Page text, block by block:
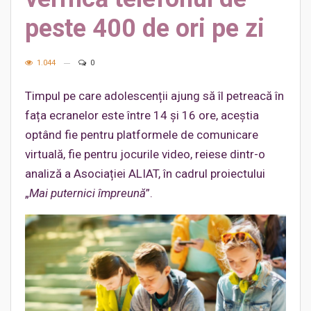
peste 400 de ori pe zi
1.044 0
Timpul pe care adolescenții ajung să îl petreacă în
fața ecranelor este între 14 și 16 ore, aceștia
optând fie pentru platformele de comunicare
virtuală, fie pentru jocurile video, reiese dintr-o
analiză a Asociației ALIAT, în cadrul proiectului
„Mai puternici împreună”.